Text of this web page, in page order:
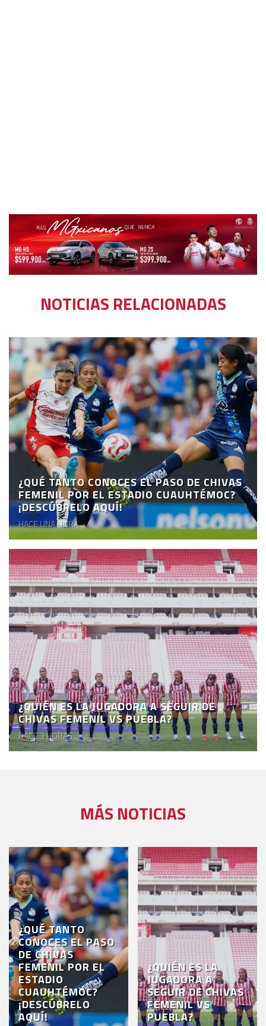
NOTICIAS RELACIONADAS
¿QUÉ TANTO CONOCES EL PASO DE CHIVAS
FEMENIL POR EL ESTADIO CUAUHTÉMOC?
¡DESCÚBRELO AQUÍ!
HACE UNA HORA
¿QUIÉN ES LA JUGADORA A SEGUIR DE
CHIVAS FEMENIL VS PUEBLA?
HACE 3 HORAS
MÁS NOTICIAS
¿QUÉ TANTO
CONOCES EL PASO
DE CHIVAS
FEMENIL POR EL
ESTADIO
CUAUHTÉMOC?
¡DESCÚBRELO
AQUÍ!
¿QUIÉN ES LA
JUGADORA A
SEGUIR DE CHIVAS
FEMENIL VS
PUEBLA?